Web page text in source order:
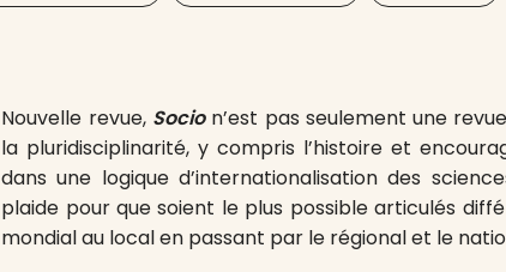
Nouvelle revue, Socion’est pas seulement une
la pluridisciplinarité, y compris l’histoire et
dans une logique d’internationalisation des
plaide pour que soient le plus possible articulés
mondial au local en passant par le régional et le